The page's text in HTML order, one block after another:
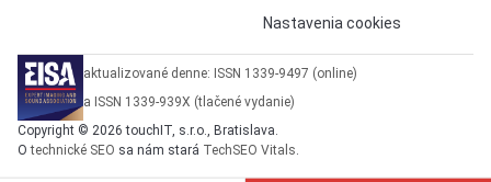
Nastavenia cookies
aktualizované denne: ISSN 1339-9497 (online)
a ISSN 1339-939X (tlačené vydanie)
Copyright © 2026 touchIT, s.r.o., Bratislava.
Otechnické SEO sa nám stará TechSEO Vitals.